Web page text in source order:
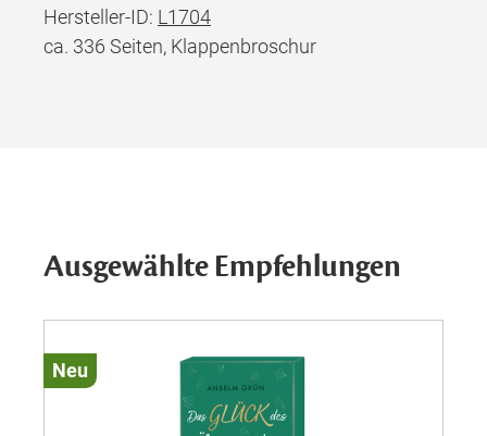
Hersteller-ID: L1704
ca. 336 Seiten, Klappenbroschur
Ausgewählte Empfehlungen
Neu